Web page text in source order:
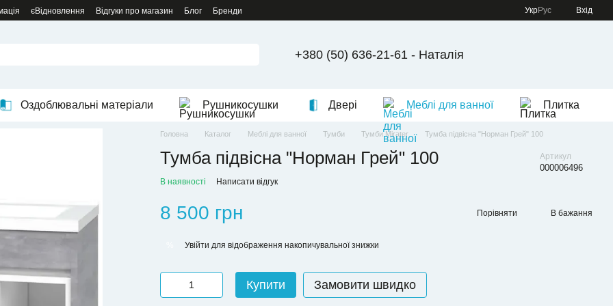
єВідновлення Відгуки про магазин Блог Бренди УкрРус Вхід
+380 (50) 636-21-61 - Наталія
Оздоблювальні матеріали Рушникосушки Двері Меблі для ванної Плитка
Головна Каталог Меблі для ванної Тумби Тумби Mirater Тумба підвісна "Норман Грей" 100
Тумба підвісна "Норман Грей" 100 Артикул
000006496
В наявності Написати відгук
8 500 грн Порівняти В бажання
Увійти для відображення накопичувальної знижки
Купити Замовити швидко